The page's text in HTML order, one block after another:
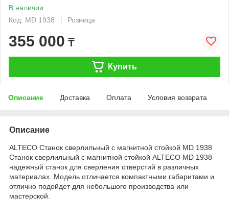
В наличии
Код: MD 1938
Розница
355 000 ₸
Купить
Описание Доставка Оплата Условия возврата
Описание
ALTECO Станок сверлильный с магнитной стойкой MD 1938
Станок сверлильный с магнитной стойкой ALTECO MD 1938
надежный станок для сверления отверстий в различных
материалах. Модель отличается компактными габаритами и
отлично подойдет для небольшого производства или
мастерской.